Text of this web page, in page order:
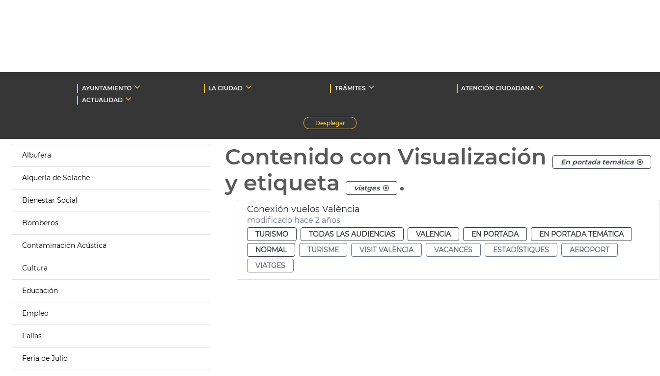
AYUNTAMIENTO LA CIUDAD TRÁMITES
ATENCIÓN CIUDADANA
ACTUALIDAD
Desplegar
Albufera
Alquería de Solache
Bienestar Social
Bomberos
Contaminación Acústica
Cultura
Educación
Empleo
Fallas
Feria de Julio
Contenido con Visualización En portada temática
y etiqueta viatges .
Conexión vuelos València
modificado hace 2 años
TURISMO TODAS LAS AUDIENCIAS VALENCIA EN PORTADA
EN PORTADA TEMÁTICA
NORMAL
TURISME VISIT VALÈNCIA VACANCES ESTADÍSTIQUES
AEROPORT
VIATGES